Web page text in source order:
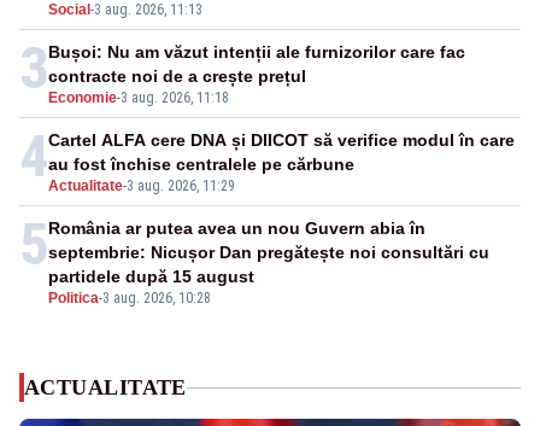
Social -3 aug. 2026, 11:13
publice
3 Economie-3 aug. 2026, 11:18
Bușoi: Nu am văzut intenții ale furnizorilor care fac
contracte noi de a crește prețul
4Actualitate-3 aug. 2026, 11:29
Cartel ALFA cere DNA și DIICOT să verifice modul în care
au fost închise centralele pe cărbune
5
Politica-3 aug. 2026, 10:28
România ar putea avea un nou Guvern abia în
septembrie: Nicușor Dan pregătește noi consultări cu
partidele după 15 august
ACTUALITATE